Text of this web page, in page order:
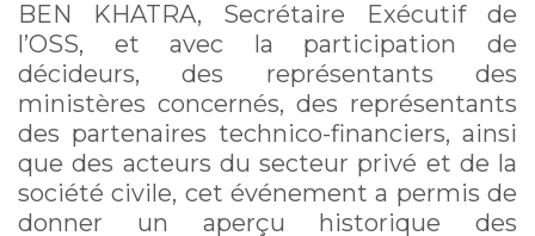
BEN KHATRA, Secrétaire Exécutif de
l’OSS, et avec la participation de
décideurs, des représentants des
ministères concernés, des représentants
des partenaires technico-financiers, ainsi
que des acteurs du secteur privé et de la
société civile, cet événement a permis de
donner un aperçu historique des